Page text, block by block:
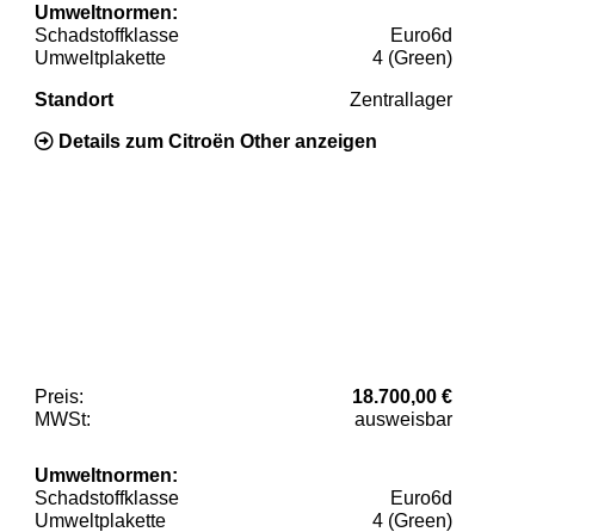
Umweltnormen:
Schadstoffklasse
Euro6d
Umweltplakette
4 (Green)
Standort Zentrallager
Details zum Citroën Other anzeigen
Preis:
18.700,00 €
MWSt:
ausweisbar
Umweltnormen:
Schadstoffklasse
Euro6d
Umweltplakette
4 (Green)